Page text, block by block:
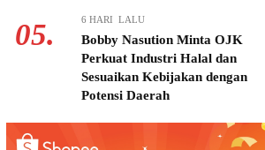
05. 6 HARI LALU
Bobby Nasution Minta OJK
Perkuat Industri Halal dan
Sesuaikan Kebijakan dengan
Potensi Daerah